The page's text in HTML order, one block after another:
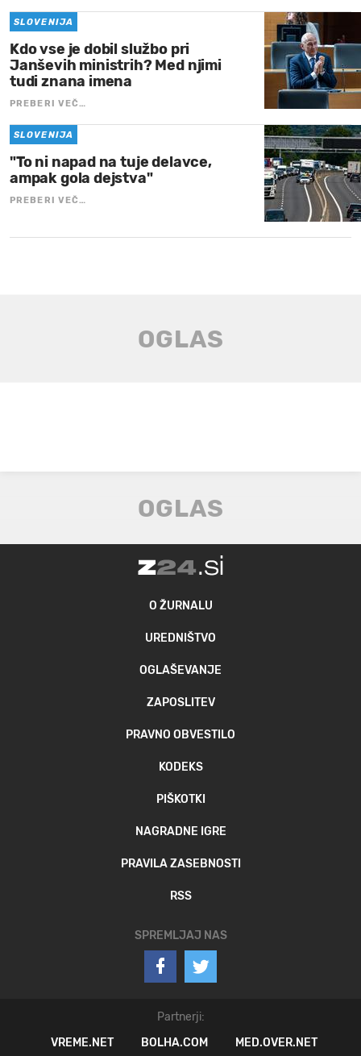
SLOVENIJA
Kdo vse je dobil službo pri
Janševih ministrih? Med njimi
tudi znana imena
PREBERI VEČ…
SLOVENIJA
"To ni napad na tuje delavce,
ampak gola dejstva"
PREBERI VEČ…
O ŽURNALU
UREDNIŠTVO
OGLAŠEVANJE
ZAPOSLITEV
PRAVNO OBVESTILO
KODEKS
PIŠKOTKI
NAGRADNE IGRE
PRAVILA ZASEBNOSTI
RSS
SPREMLJAJ NAS
Partnerji:
VREME.NET
BOLHA.COM MED.OVER.NET